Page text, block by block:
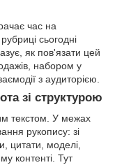
час на
сьогодні
як пов'язати цей
набором у
з аудиторією.
зі структурою
текстом. У межах
рукопису: зі
цитати, моделі,
контенті. Тут